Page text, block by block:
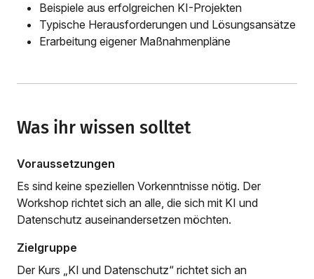
Beispiele aus erfolgreichen KI-Projekten
Typische Herausforderungen und Lösungsansätze
Erarbeitung eigener Maßnahmenpläne
Was ihr wissen solltet
Voraussetzungen
Es sind keine speziellen Vorkenntnisse nötig. Der
Workshop richtet sich an alle, die sich mit KI und
Datenschutz auseinandersetzen möchten.
Zielgruppe
Der Kurs „KI und Datenschutz“ richtet sich an